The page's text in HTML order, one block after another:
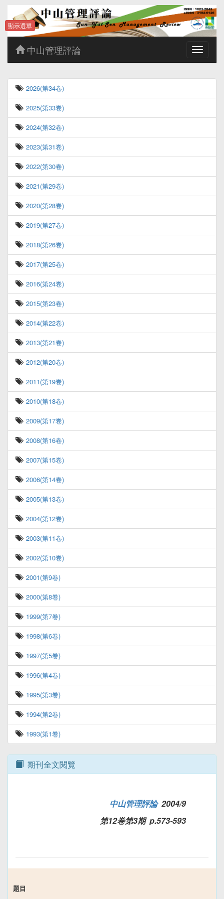
Toggle
中山管理評論
2026(第34卷)
2025(第33卷)
2024(第32卷)
2023(第31卷)
2022(第30卷)
2021(第29卷)
2020(第28卷)
2019(第27卷)
2018(第26卷)
2017(第25卷)
2016(第24卷)
2015(第23卷)
2014(第22卷)
2013(第21卷)
2012(第20卷)
2011(第19卷)
2010(第18卷)
2009(第17卷)
2008(第16卷)
2007(第15卷)
2006(第14卷)
2005(第13卷)
2004(第12卷)
2003(第11卷)
2002(第10卷)
2001(第9卷)
2000(第8卷)
1999(第7卷)
1998(第6卷)
1997(第5卷)
1996(第4卷)
1995(第3卷)
1994(第2卷)
1993(第1卷)
顯示選單
期刊全文閱覽
中山管理評論2004/9
第12卷第3期 p.573-593
題目